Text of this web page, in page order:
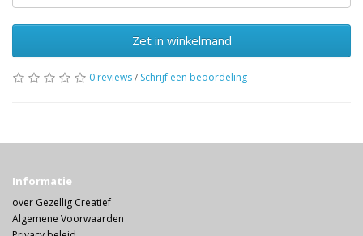
Zet in winkelmand
0 reviews/ Schrijf een beoordeling
Informatie
over Gezellig Creatief
Algemene Voorwaarden